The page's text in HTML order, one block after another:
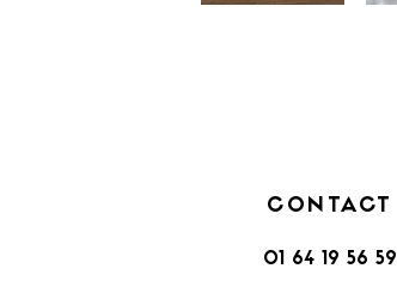
CONTACT
01 64 19 56 59